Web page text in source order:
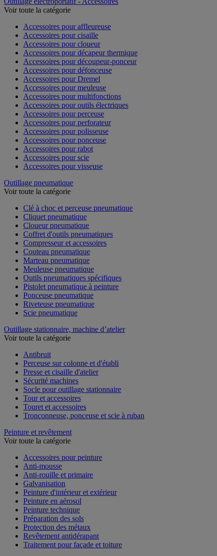
Voir toute la catégorie
Accessoires pour affleureuse
Accessoires pour cisaille
Accessoires pour cloueur
Accessoires pour décapeur thermique
Accessoires pour découpeur-ponceur
Accessoires pour défonceuse
Accessoires pour Dremel
Accessoires pour meuleuse
Accessoires pour multifonctions
Accessoires pour outils électriques
Accessoires pour perceuse
Accessoires pour perforateur
Accessoires pour polisseuse
Accessoires pour ponceuse
Accessoires pour rabot
Accessoires pour scie
Accessoires pour visseuse
Outillage pneumatique
Voir toute la catégorie
Clé à choc et perceuse pneumatique
Cliquet pneumatique
Cloueur pneumatique
Coffret d'outils pneumatiques
Compresseur et accessoires
Couteau pneumatique
Marteau pneumatique
Meuleuse pneumatique
Outils pneumatiques spécifiques
Pistolet pneumatique à peinture
Ponceuse pneumatique
Riveteuse pneumatique
Scie pneumatique
Outillage stationnaire, machine d’atelier
Voir toute la catégorie
Antibruit
Perceuse sur colonne et d'établi
Presse et cisaille d'atelier
Sécurité machines
Socle pour outillage stationnaire
Tour et accessoires
Touret et accessoires
Tronçonneuse, ponceuse et scie à ruban
Peinture et revêtement
Voir toute la catégorie
Accessoires pour peinture
Anti-mousse
Anti-rouille et primaire
Galvanisation
Peinture d'intérieur et extérieur
Peinture en aérosol
Peinture technique
Préparation des sols
Protection des métaux
Revêtement antidérapant
Traitement pour façade et toiture